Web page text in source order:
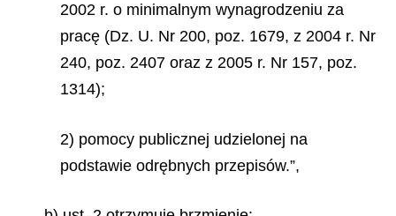
2002 r. o minimalnym wynagrodzeniu za
pracę (Dz. U. Nr 200, poz. 1679, z 2004 r. Nr
240, poz. 2407 oraz z 2005 r. Nr 157, poz.
1314);
2) pomocy publicznej udzielonej na
podstawie odrębnych przepisów.”,